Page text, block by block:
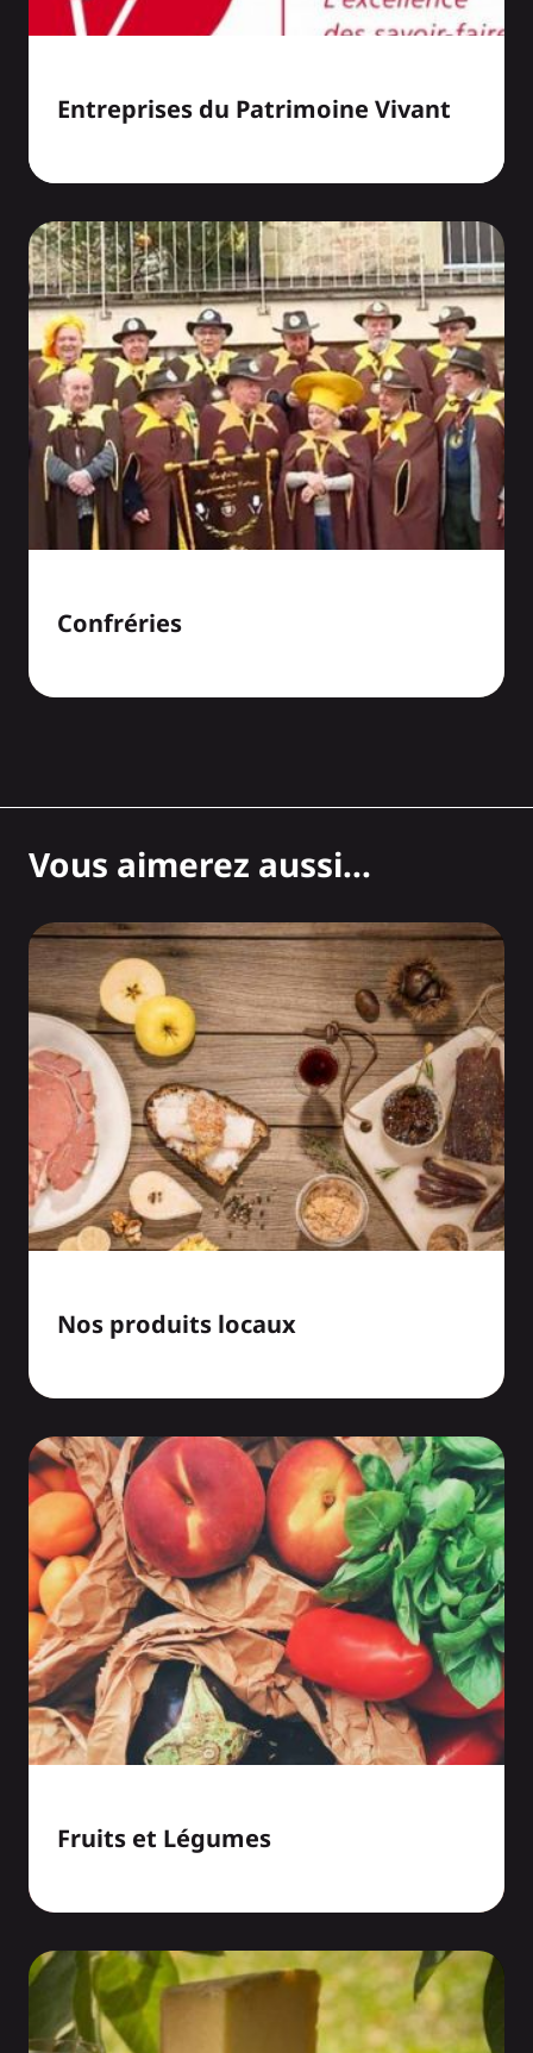
Entreprises du Patrimoine Vivant
Confréries
Vous aimerez aussi...
Nos produits locaux
Fruits et Légumes